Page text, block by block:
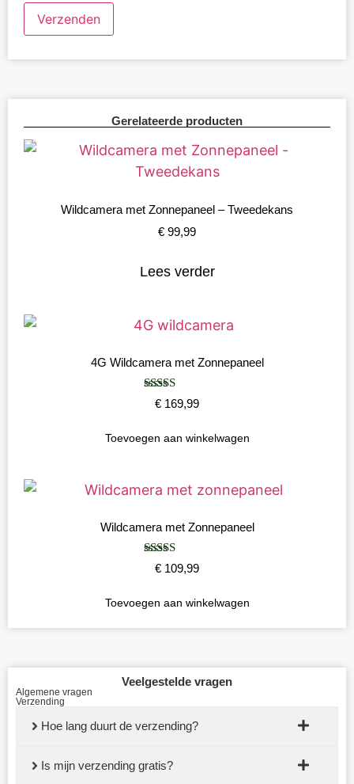
Gerelateerde producten
Wildcamera met Zonnepaneel – Tweedekans
€ 99,99
Lees verder
4G Wildcamera met Zonnepaneel
Gewaardeerd
5.00
€ 169,99
Toevoegen aan winkelwagen
Wildcamera met Zonnepaneel
Gewaardeerd
4.86
€ 109,99
Toevoegen aan winkelwagen
Veelgestelde vragen
Algemene vragen
Verzending
Hoe lang duurt de verzending?
Is mijn verzending gratis?